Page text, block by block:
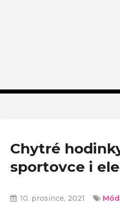
Chytré
sportovce i
10. prosince, 2021